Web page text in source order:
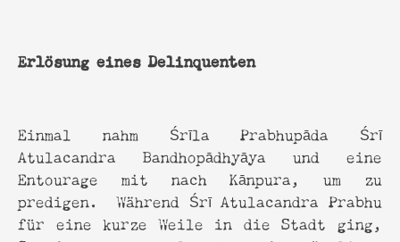
Erlösung eines Delinquenten
Einmal nahm Śrīla Prabhupāda Śrī
Atulacandra Bandhopādhyāya und eine
Entourage mit nach Kānpura, um zu
predigen. Während Śrī Atulacandra Prabhu
für eine kurze Weile in die Stadt ging,